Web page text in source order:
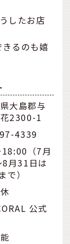
したお店
るのも嬉
大島郡与
2300-1
4339
（7月
月31日は
で）
公式